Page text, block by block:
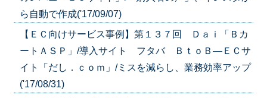
ら自動で作成('17/09/07)
【ＥＣ向けサービス事例】第１３７回 Ｄａｉ「Ｂカ
ートＡＳＰ」/導入サイト フタバ ＢｔｏＢ―ＥＣサ
イト「だし．ｃｏｍ」/ミスを減らし、業務効率アップ
('17/08/31)